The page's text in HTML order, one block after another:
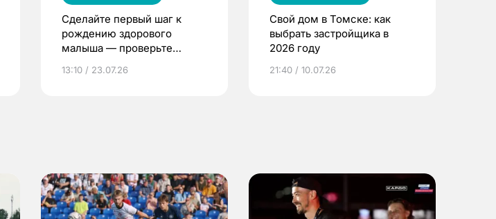
Сделайте первый шаг к
рождению здорового
малыша — проверьте
по ОМС!
13:10 / 23.07.26
Свой дом в Томске: как
выбрать застройщика в
2026 году
21:40 / 10.07.26